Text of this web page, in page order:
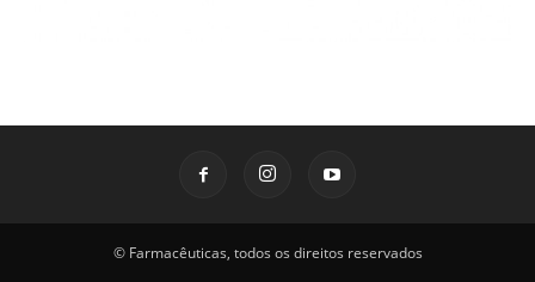
© Farmacêuticas, todos os direitos reservados